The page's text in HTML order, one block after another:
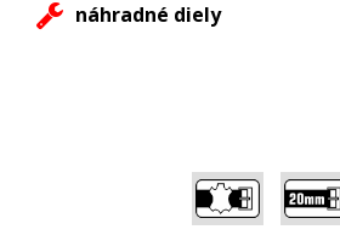
náhradné diely